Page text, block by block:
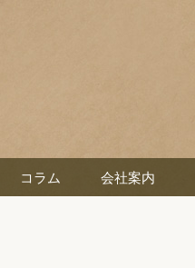
コラム 会社案内